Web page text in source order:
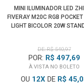
MINI ILUMINADOR LED
FIVERAY M20C RGB
LIGHT BICOLOR 20W
DE: R$ 540,97
POR: R$ 497,69
À VISTA NO BOLETO
OU 12XDE R$